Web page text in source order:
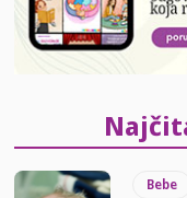
Bebe